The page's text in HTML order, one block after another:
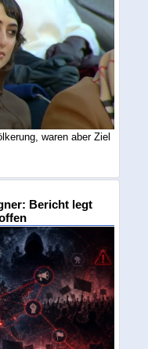
waren aber Ziel
Bericht legt